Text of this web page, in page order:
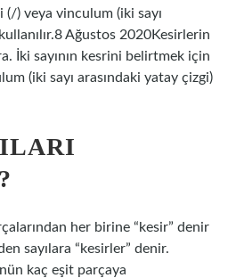
) veya vinculum (iki sayı
Ağustos 2020Kesirlerin
İki sayının kesrini belirtmek için
(iki sayı arasındaki yatay çizgi)
her birine “kesir” denir
sayılara “kesirler” denir.
kaç eşit parçaya